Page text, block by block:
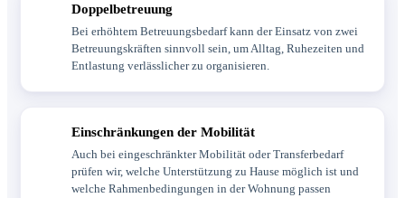
Doppelbetreuung
Bei erhöhtem Betreuungsbedarf kann der Einsatz von zwei
Betreuungskräften sinnvoll sein, um Alltag, Ruhezeiten und
Entlastung verlässlicher zu organisieren.
Einschränkungen der Mobilität
Auch bei eingeschränkter Mobilität oder Transferbedarf
prüfen wir, welche Unterstützung zu Hause möglich ist und
welche Rahmenbedingungen in der Wohnung passen